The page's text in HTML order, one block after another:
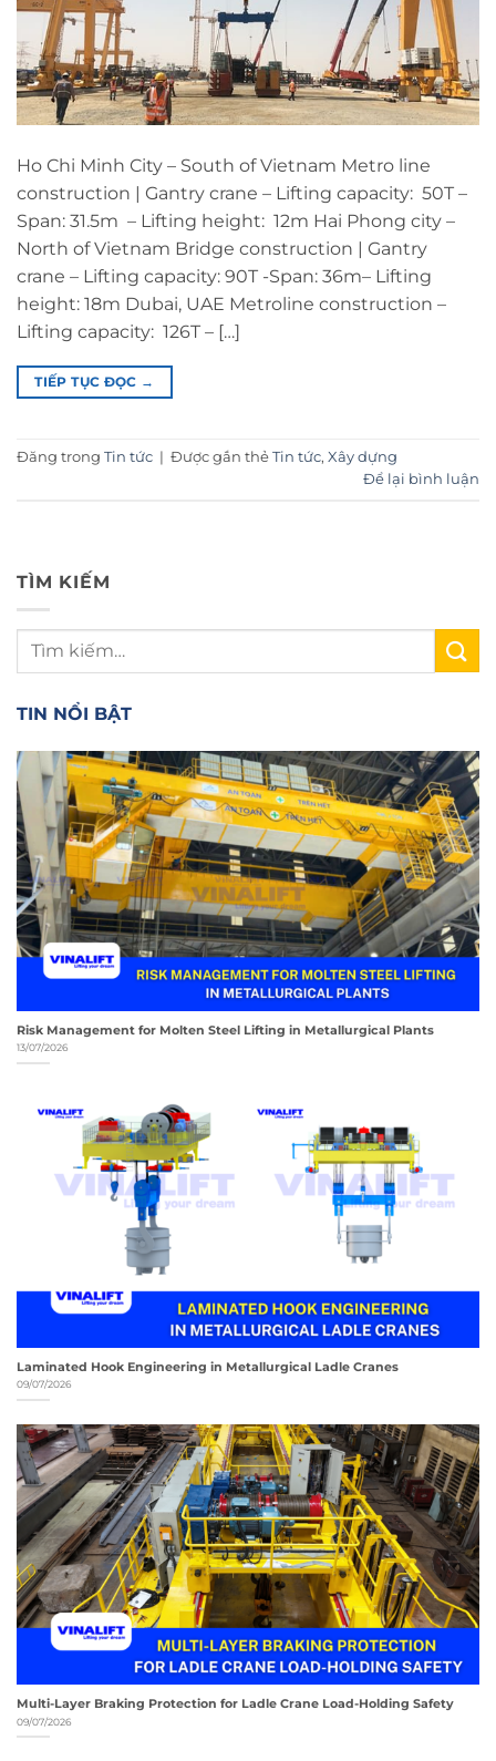
Ho Chi Minh City – South of Vietnam Metro line
construction | Gantry crane – Lifting capacity: 50T –
Span: 31.5m – Lifting height: 12m Hai Phong city –
North of Vietnam Bridge construction | Gantry
crane – Lifting capacity: 90T -Span: 36m– Lifting
height: 18m Dubai, UAE Metroline construction –
Lifting capacity: 126T – […]
TIẾP TỤC ĐỌC →
Đăng trong Tin tức | Được gắn thẻ Tin tức, Xây dựng
Để lại bình luận
TÌM KIẾM
TIN NỔI BẬT
Risk Management for Molten Steel Lifting in Metallurgical Plants
13/07/2026
Laminated Hook Engineering in Metallurgical Ladle Cranes
09/07/2026
Multi-Layer Braking Protection for Ladle Crane Load-Holding Safety
09/07/2026